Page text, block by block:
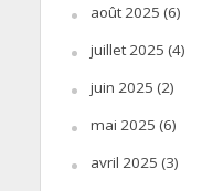
août 2025 (6)
juillet 2025 (4)
juin 2025 (2)
mai 2025 (6)
avril 2025 (3)